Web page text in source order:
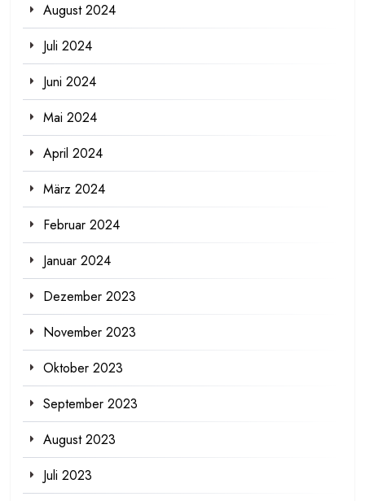
August 2024
Juli 2024
Juni 2024
Mai 2024
April 2024
März 2024
Februar 2024
Januar 2024
Dezember 2023
November 2023
Oktober 2023
September 2023
August 2023
Juli 2023